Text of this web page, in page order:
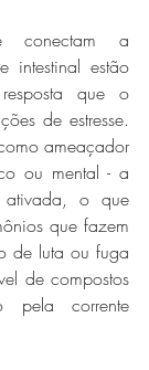
conectam a
intestinal estão
que o
de estresse.
ameaçador
ou mental - a
ativada, o que
que fazem
de luta ou fuga
de compostos
pela corrente